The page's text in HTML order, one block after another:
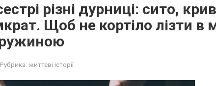
різні дурниці: сито,
Щоб не кортіло лізти в
Рубрика: життєві історії